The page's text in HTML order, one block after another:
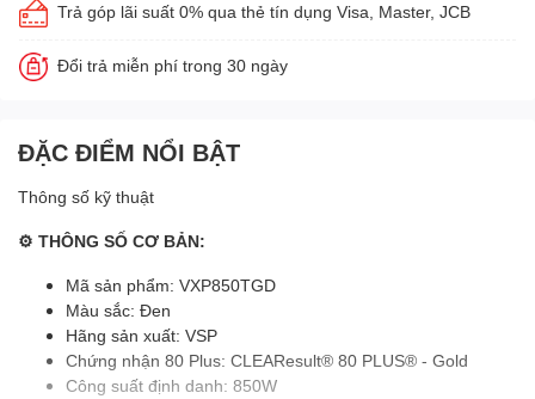
Trả góp lãi suất 0% qua thẻ tín dụng Visa, Master, JCB
Đổi trả miễn phí trong 30 ngày
ĐẶC ĐIỂM NỔI BẬT
Thông số kỹ thuật
⚙ THÔNG SỐ CƠ BẢN:
Mã sản phẩm: VXP850TGD
Màu sắc: Đen
Hãng sản xuất: VSP
Chứng nhận 80 Plus: CLEAResult® 80 PLUS® - Gold
Công suất định danh: 850W